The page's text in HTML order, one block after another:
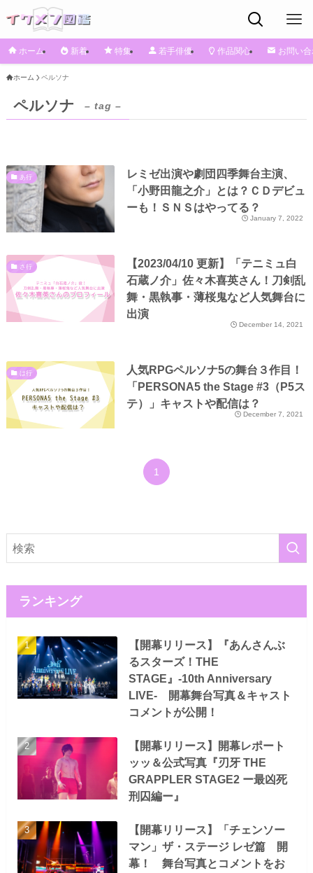
ホーム 新着 特集 若手俳優 作品関心 お問い
ホーム ペルソナ
ペルソナ – tag –
あ行
レミゼ出演や劇団四季舞台主演、
「小野田龍之介」とは？ＣＤデビュ
ーも！ＳＮＳはやってる？
January 7, 2022
さ行
【2023/04/10 更新】「テニミュ白
石蔵ノ介」佐々木喜英さん！刀剣乱
舞・黒執事・薄桜鬼など人気舞台に
出演
December 14, 2021
は行
人気RPGペルソナ5の舞台３作目！
「PERSONA5 the Stage #3（P5ス
テ）」キャストや配信は？
December 7, 2021
1
ランキング
【開幕リリース】『あんさんぶ
るスターズ！THE
STAGE』-10th Anniversary
LIVE- 開幕舞台写真＆キャスト
コメントが公開！
【開幕リリース】開幕レポート
ッッ＆公式写真『刃牙 THE
GRAPPLER STAGE2 ー最凶死
刑囚編ー』
【開幕リリース】「チェンソー
マン」ザ・ステージ レゼ篇 開
幕！ 舞台写真とコメントをお